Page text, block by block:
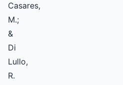
Casares,
M.;
&
Di
Lullo,
R.